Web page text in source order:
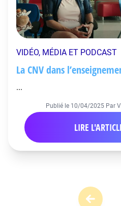
VIDÉO, MÉDIA ET PODCAST
La CNV dans
...
Publié le 10/04/2025 Par
LIRE